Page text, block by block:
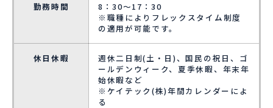
勤務時間
8：30～17：30
※職種によりフレックスタイム制度
の適用が可能です。
休日休暇
週休二日制(土・日)、国民の祝日、ゴ
ールデンウィーク、夏季休暇、年末年
始休暇など
※ケイテック(株)年間カレンダーによ
る